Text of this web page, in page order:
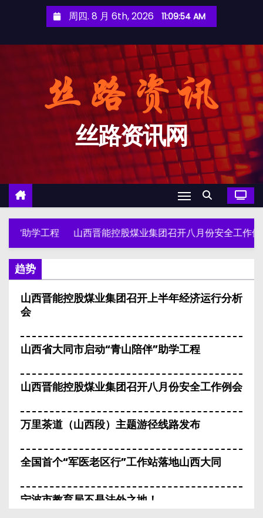
周四. 8 月 6th, 2026 11:09:55 AM
丝路资讯网
山西晋能控股煤业集团召开八月份安全工作例会 万里茶道
趋势
山西晋能控股煤业集团召开上半年经济运行分析
会
山西省大同市启动“青山陪伴”助学工程
山西晋能控股煤业集团召开八月份安全工作例会
万里茶道（山西段）主题游径线路发布
全国首个“军医老区行”工作站落地山西大同
宁波市教育局不是法外之地！